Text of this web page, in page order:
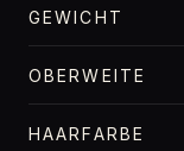
GEWICHT
OBERWEITE
HAARFARBE